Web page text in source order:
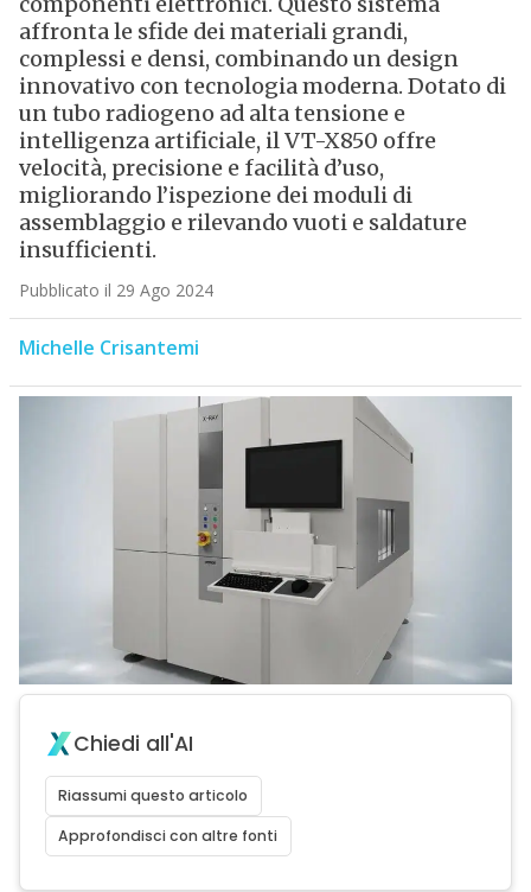
affronta le sfide dei materiali grandi,
complessi e densi, combinando un design
innovativo con tecnologia moderna. Dotato di
un tubo radiogeno ad alta tensione e
intelligenza artificiale, il VT-X850 offre
velocità, precisione e facilità d’uso,
migliorando l’ispezione dei moduli di
assemblaggio e rilevando vuoti e saldature
insufficienti.
Pubblicato il 29 Ago 2024
Michelle Crisantemi
Chiedi all'AI
Riassumi questo articolo
Approfondisci con altre fonti